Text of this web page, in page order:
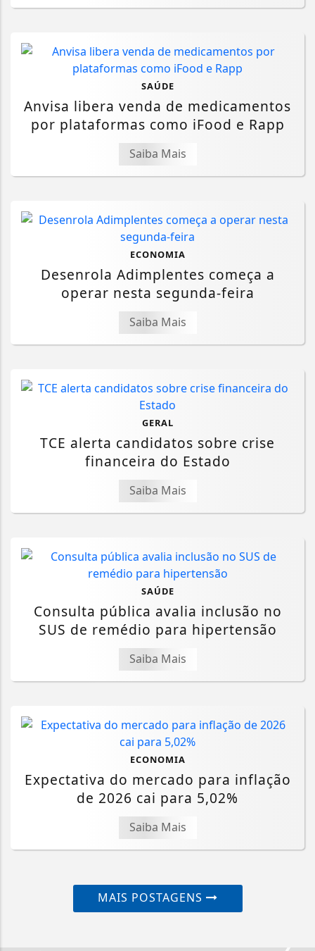
SAÚDE
Anvisa libera venda de medicamentos
por plataformas como iFood e Rapp
Saiba Mais
ECONOMIA
Desenrola Adimplentes começa a
operar nesta segunda-feira
Saiba Mais
GERAL
TCE alerta candidatos sobre crise
financeira do Estado
Saiba Mais
SAÚDE
Consulta pública avalia inclusão no
SUS de remédio para hipertensão
Saiba Mais
ECONOMIA
Expectativa do mercado para inflação
de 2026 cai para 5,02%
Saiba Mais
MAIS POSTAGENS